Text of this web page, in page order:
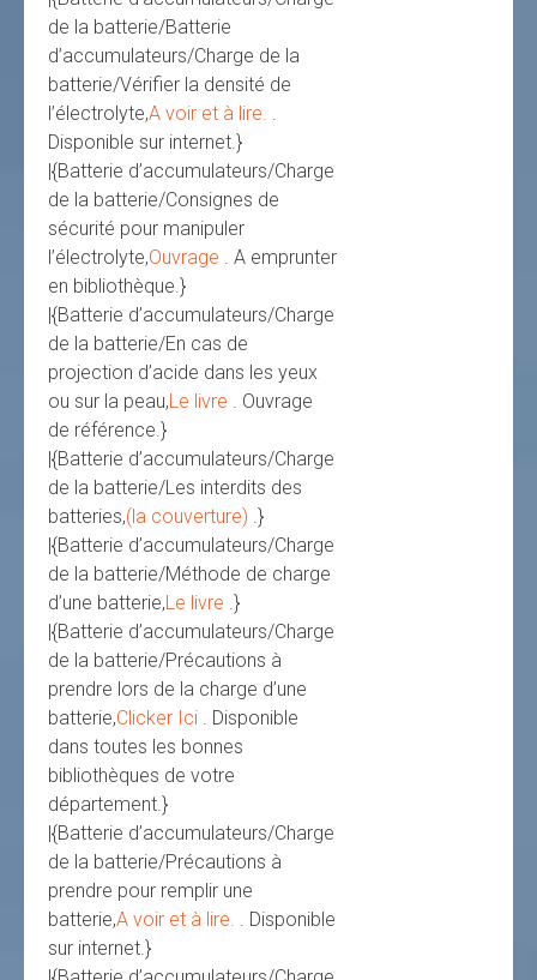
de la batterie/Batterie
d’accumulateurs/Charge de la
batterie/Vérifier la densité de
l’électrolyte,A voir et à lire. .
Disponible sur internet.}
|{Batterie d’accumulateurs/Charge
de la batterie/Consignes de
sécurité pour manipuler
l’électrolyte,Ouvrage . A emprunter
en bibliothèque.}
|{Batterie d’accumulateurs/Charge
de la batterie/En cas de
projection d’acide dans les yeux
ou sur la peau,Le livre . Ouvrage
de référence.}
|{Batterie d’accumulateurs/Charge
de la batterie/Les interdits des
batteries,(la couverture) .}
|{Batterie d’accumulateurs/Charge
de la batterie/Méthode de charge
d’une batterie,Le livre .}
|{Batterie d’accumulateurs/Charge
de la batterie/Précautions à
prendre lors de la charge d’une
batterie,Clicker Ici . Disponible
dans toutes les bonnes
bibliothèques de votre
département.}
|{Batterie d’accumulateurs/Charge
de la batterie/Précautions à
prendre pour remplir une
batterie,A voir et à lire. . Disponible
sur internet.}